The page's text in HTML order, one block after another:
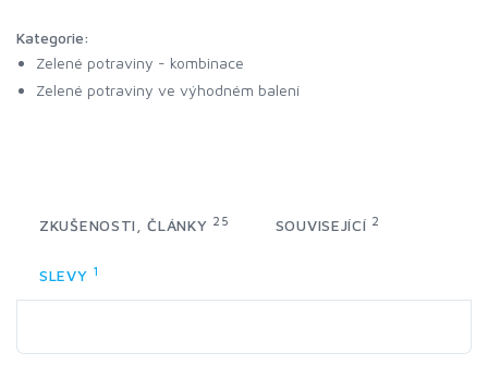
Kategorie:
Zelené potraviny - kombinace
Zelené potraviny ve výhodném balení
ZKUŠENOSTI, ČLÁNKY 25 SOUVISEJÍCÍ 2
SLEVY 1